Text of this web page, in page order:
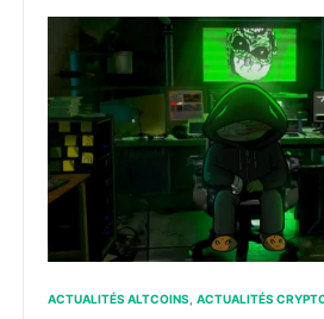
Solayer dévoile les
ACTUALITÉS ALTCOINS ACTUALITÉS